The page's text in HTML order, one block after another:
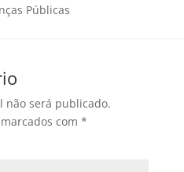
Públicas
não será publicado.
com *